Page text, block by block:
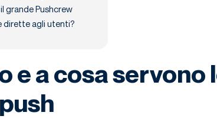
grande Pushcrew
dirette agli utenti?
e a cosa servono